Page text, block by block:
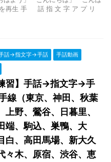
を再生 手 話 指 文 字 ア プ リ
手話→指文字→手話
手話動画
習】手話→指文字→手
線（東京、神田、秋葉
上野、鶯谷、日暮里、
端、駒込、巣鴨、大
白、高田馬場、新大久
々木、原宿、渋谷、恵